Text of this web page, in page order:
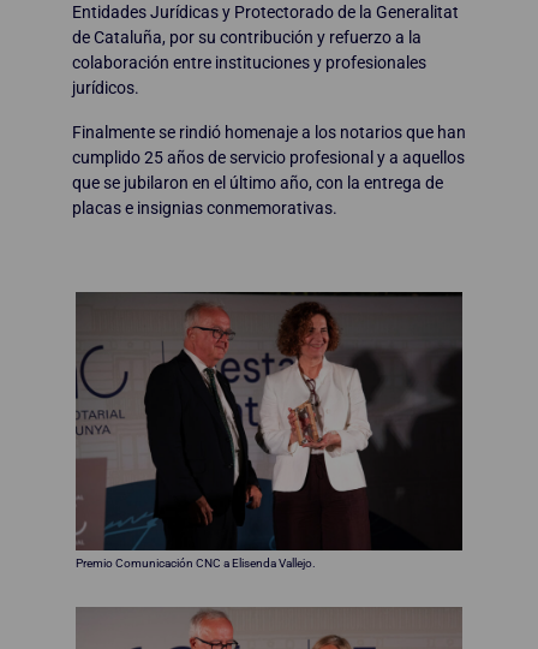
Entidades Jurídicas y Protectorado de la Generalitat
de Cataluña, por su contribución y refuerzo a la
colaboración entre instituciones y profesionales
jurídicos.
Finalmente se rindió homenaje a los notarios que han
cumplido 25 años de servicio profesional y a aquellos
que se jubilaron en el último año, con la entrega de
placas e insignias conmemorativas.
Premio Comunicación CNC a Elisenda Vallejo.